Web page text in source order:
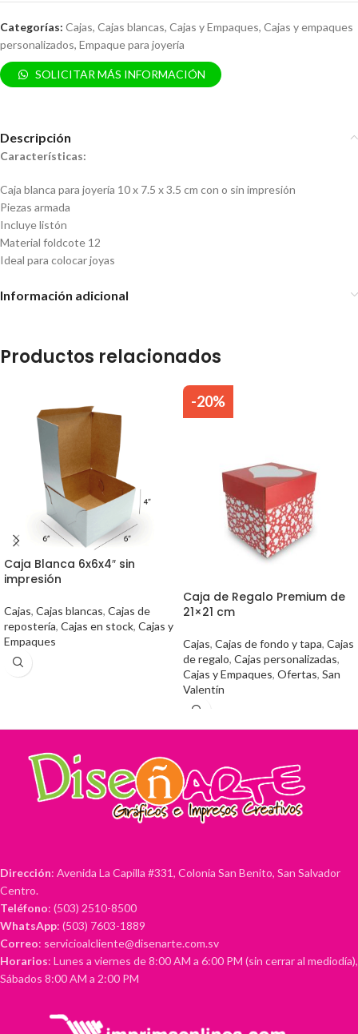
Categorías: Cajas, Cajas blancas, Cajas y Empaques, Cajas y empaques
personalizados, Empaque para joyería
SOLICITAR MÁS INFORMACIÓN
Descripción
Características:
Caja blanca para joyería 10 x 7.5 x 3.5 cm con o sin impresión
Piezas armada
Incluye listón
Material foldcote 12
Ideal para colocar joyas
Información adicional
Productos relacionados
Caja Blanca 6x6x4″ sin
impresión
Cajas, Cajas blancas, Cajas de
repostería, Cajas en stock, Cajas y
Empaques
-20%
Caja de Regalo Premium de
21×21 cm
Cajas, Cajas de fondo y tapa, Cajas
de regalo, Cajas personalizadas,
Cajas y Empaques, Ofertas, San
Valentín
Dirección: Avenida La Capilla #331, Colonia San Benito, San Salvador
Centro.
Teléfono: (503) 2510-8500
WhatsApp: (503) 7603-1889
Correo: servicioalcliente@disenarte.com.sv
Horarios: Lunes a viernes de 8:00 AM a 6:00 PM (sin cerrar al mediodía),
Sábados 8:00 AM a 2:00 PM